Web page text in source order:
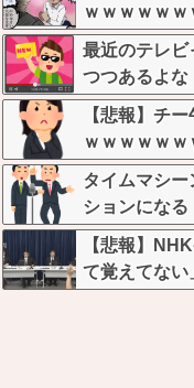
ｗｗｗｗｗ
最近のテレビ
つつあるよな
【悲報】チ
ｗｗｗｗｗ
タイムマシ
ションになる
【悲報】
て覚えてない